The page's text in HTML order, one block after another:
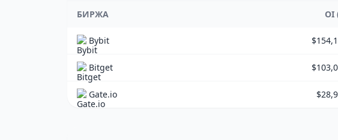
БИРЖА OI
Bybit
Bitget
Gate.io